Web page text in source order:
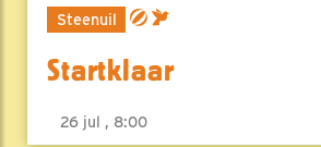
Steenuil
Startklaar
26 jul , 8:00